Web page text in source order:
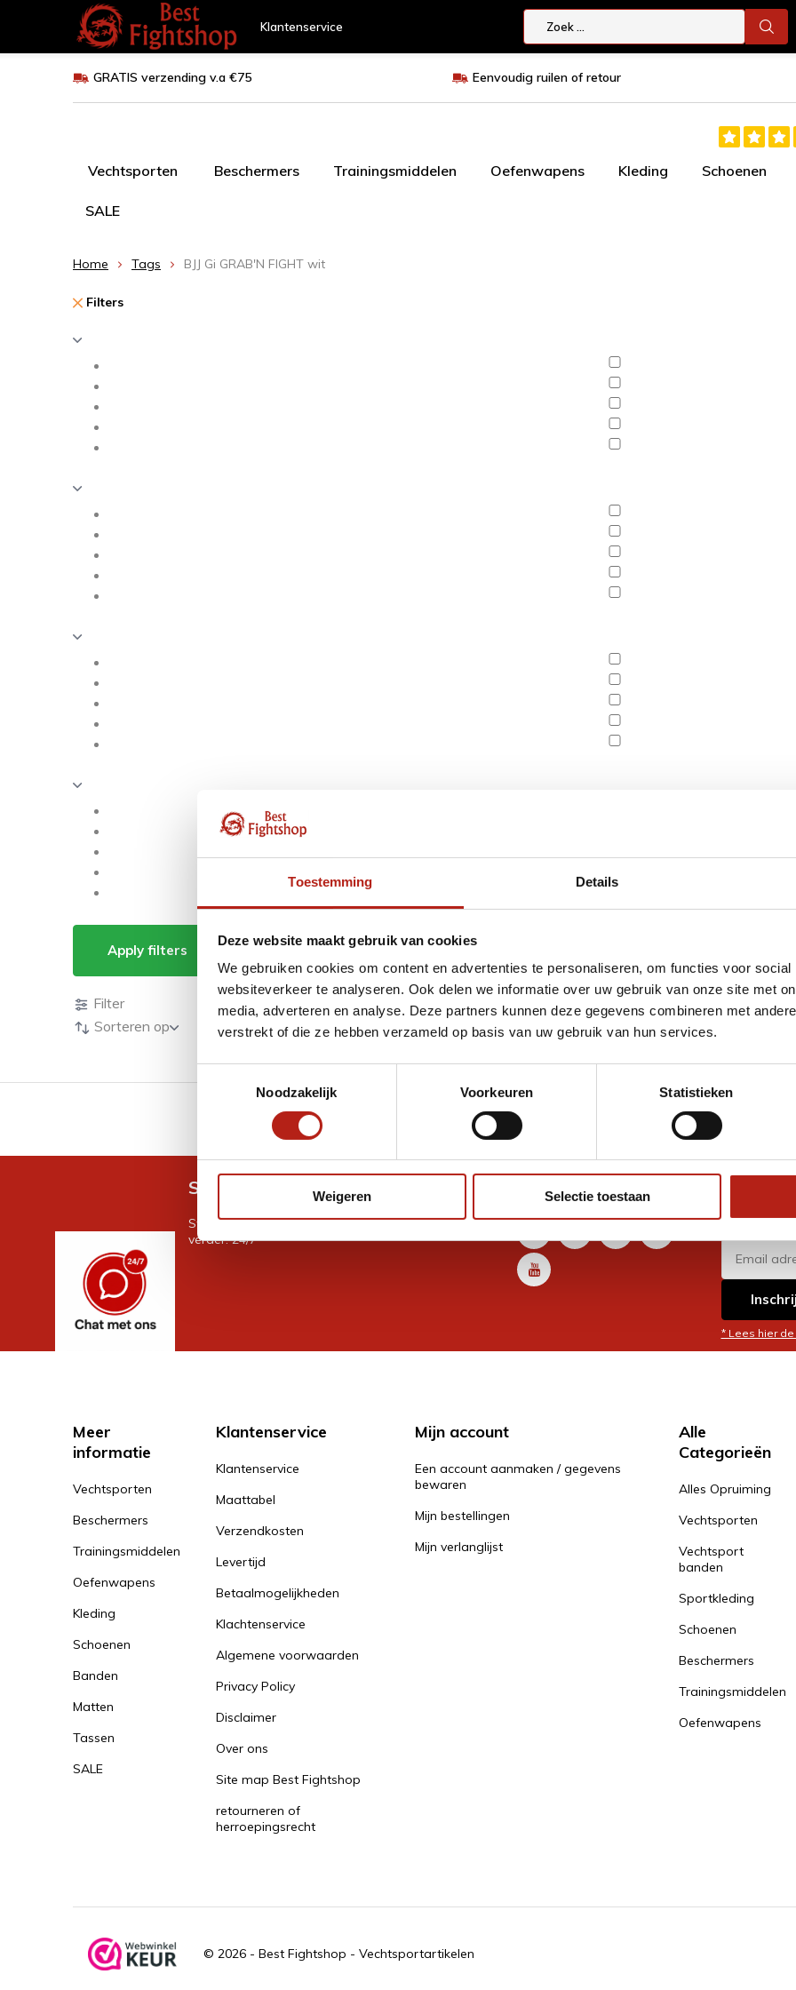
Toestemming Details
Deze website maakt gebruik van cookies
We gebruiken cookies om content en advertenties te personaliseren, om functies voor
websiteverkeer te analyseren. Ook delen we informatie over uw gebruik van onze site met
media, adverteren en analyse. Deze partners kunnen deze gegevens combineren met
verstrekt of die ze hebben verzameld op basis van uw gebruik van hun services.
Noodzakelijk
Voorkeuren Statistieken
Weigeren Selectie toestaan
Klantenservice
GRATIS verzending v.a €75 Eenvoudig ruilen of retour
Vechtsporten Beschermers Trainingsmiddelen Oefenwapens Kleding Schoenen
SALE
Home Tags BJJ Gi GRAB'N FIGHT wit
Filters
Apply filters Producten getagd met BJJ Gi GRAB'N FIGHT wit
Producten
Filter
Sorteren op
GRATIS verzending v.a €75 Eenvoudig ruilen of retour
Snel antwoord op je vraag?
Stel je vraag in de chat, en we helpen je graag
verder. 24/7
Volg ons
* Lees hier
Meer
informatie
Vechtsporten
Beschermers
Trainingsmiddelen
Oefenwapens
Kleding
Schoenen
Banden
Matten
Tassen
SALE
Klantenservice
Klantenservice
Maattabel
Verzendkosten
Levertijd
Betaalmogelijkheden
Klachtenservice
Algemene voorwaarden
Privacy Policy
Disclaimer
Over ons
Site map Best Fightshop
retourneren of
herroepingsrecht
Mijn account
Een account aanmaken / gegevens
bewaren
Mijn bestellingen
Mijn verlanglijst
Alle
Categorieën
Alles Opruiming
Vechtsporten
Vechtsport
banden
Sportkleding
Schoenen
Beschermers
Trainingsmiddelen
Oefenwapens
© 2026 - Best Fightshop - Vechtsportartikelen